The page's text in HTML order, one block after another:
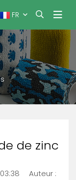
FR
de zinc
Auteur :